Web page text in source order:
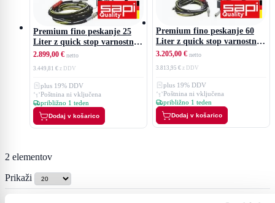
Premium fino peskanje 25
Liter z quick stop varnostno
napravo
3.449,81 €
2.899,00 €
plus 19% DDV
Poštnina ni vključena
približno 1 teden
Dodaj v košarico
Premium fino peskanje 60
Liter z quick stop varnostno
napravo
3.813,95 €
3.205,00 €
plus 19% DDV
Poštnina ni vključena
približno 1 teden
Dodaj v košarico
2 elementov
Prikaži